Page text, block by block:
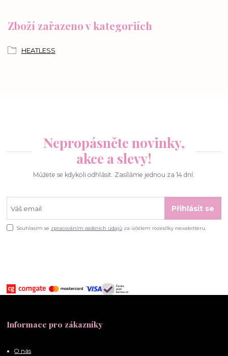
Zboží zařazeno v kategoriích
HEATLESS
Nepropásněte novinky,
akce a slevy!
Můžete se kdykoli odhlásit. Zasíláme jednou za 14 dní.
Přihlásit se
Souhlasím se zpracováním osobních údajů za účelem rozesílky newsletteru.
Informace pro zákazníky
O nás